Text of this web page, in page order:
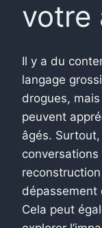
votre
Il y a du
langage
drogues,
peuvent
âgés.
dépassement
Cela peut